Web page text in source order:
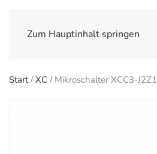
Zum Hauptinhalt springen
Start/XC / Mikroschalter XCC3-J2Z1